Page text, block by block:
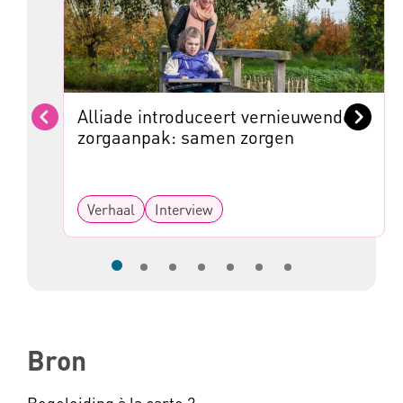
Vorige
Alliade introduceert vernieuwende
zorgaanpak: samen zorgen
Verhaal Interview
Bron